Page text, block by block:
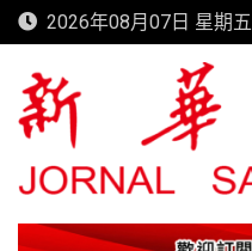
Skip
to
content
2026年08月07日 星期五
新華澳報